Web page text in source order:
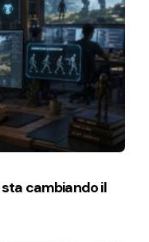
cambiando il